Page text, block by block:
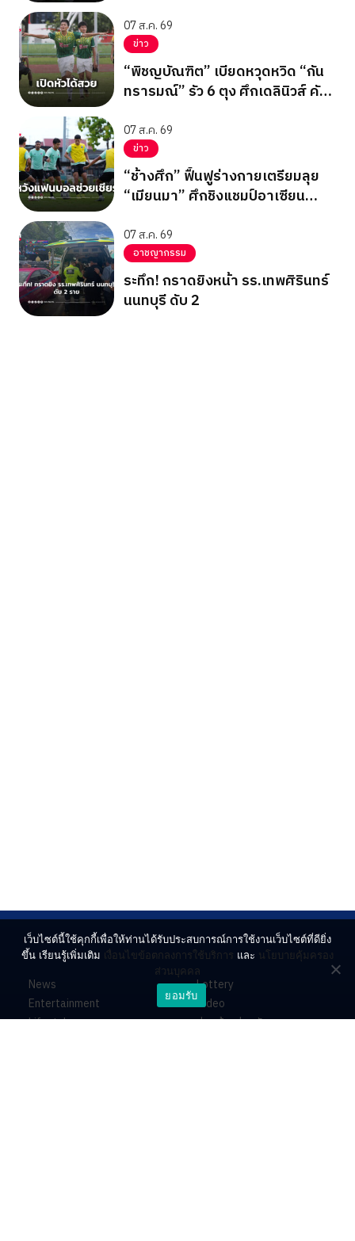
07 ส.ค. 69
ข่าว
“พิชญบัณฑิต” เบียดหวุดหวิด “กัน
ทรารมณ์” รัว 6 ตุง ศึกเดลินิวส์ คัพ
07 ส.ค. 69
ข่าว
“ช้างศึก” ฟื้นฟูร่างกายเตรียมลุย
“เมียนมา” ศึกชิงแชมป์อาเซียน
สุดท้าย
07 ส.ค. 69
อาชญากรรม
ระทึก! กราดยิงหน้า รร.เทพศิรินทร์
นนทบุรี ดับ 2
News
Entertainment
Lifestyle
Lottery
Video
ร่วมด้วยช่วยกัน
เว็บไซต์นี้ใช้คุกกี้เพื่อให้ท่านได้รับประสบการณ์การใช้งานเว็บไซต์ที่ดียิ่ง
ขึ้น เรียนรู้เพิ่มเติม เงื่อนไขข้อตกลงการใช้บริการ และ นโยบายคุ้มครอง
ส่วนบุคคล
ยอมรับ